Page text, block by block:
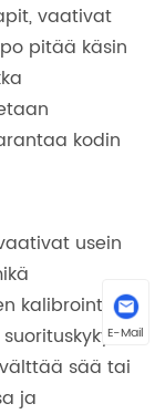
vaativat
pitää käsin
kodin
usein
kalibrointi ja
sää tai
ja
E-Mail